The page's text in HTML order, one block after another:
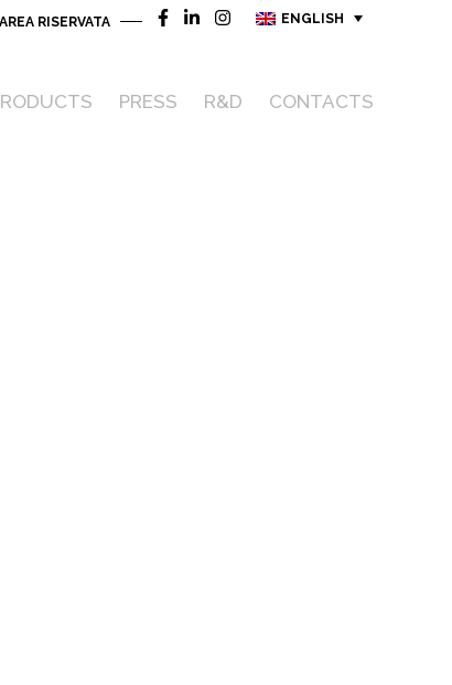
AREA RISERVATA ENGLISH
PRESS R&D CONTACTS